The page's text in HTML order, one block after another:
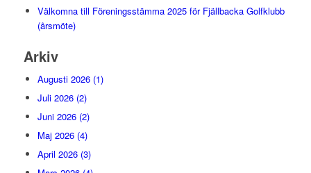
Välkomna till Föreningsstämma 2025 för Fjällbacka Golfklubb
(årsmöte)
Arkiv
Augusti 2026 (1)
Juli 2026 (2)
Juni 2026 (2)
Maj 2026 (4)
April 2026 (3)